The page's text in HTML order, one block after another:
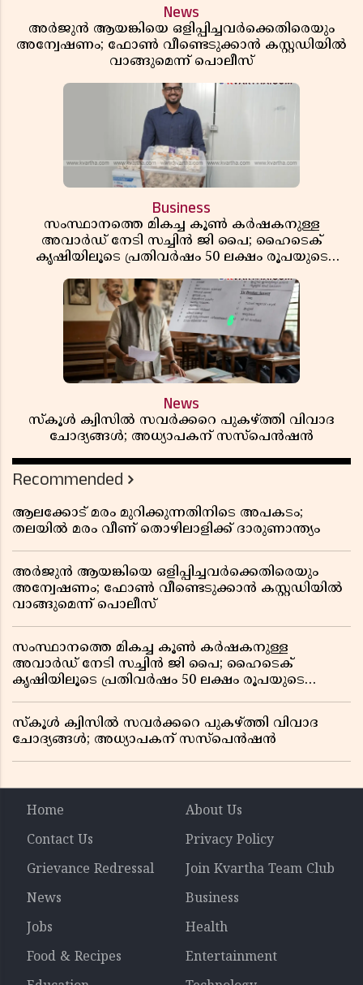
News
അർജുൻ ആയങ്കിയെ ഒളിപ്പിച്ചവർക്കെതിരെയും
അന്വേഷണം; ഫോൺ വീണ്ടെടുക്കാൻ കസ്റ്റഡിയിൽ
വാങ്ങുമെന്ന് പൊലീസ്
Business
സംസ്ഥാനത്തെ മികച്ച കൂൺ കർഷകനുള്ള
അവാർഡ് നേടി സച്ചിൻ ജി പൈ; ഹൈടെക്
കൃഷിയിലൂടെ പ്രതിവർഷം 50 ലക്ഷം രൂപയുടെ
News
സ്കൂൾ ക്വിസിൽ സവർക്കറെ പുകഴ്ത്തി വിവാദ
ചോദ്യങ്ങൾ; അധ്യാപകന് സസ്പെൻഷൻ
Recommended
ആലക്കോട് മരം മുറിക്കുന്നതിനിടെ അപകടം;
തലയിൽ മരം വീണ് തൊഴിലാളിക്ക് ദാരുണാന്ത്യം
അർജുൻ ആയങ്കിയെ ഒളിപ്പിച്ചവർക്കെതിരെയും
അന്വേഷണം; ഫോൺ വീണ്ടെടുക്കാൻ കസ്റ്റഡിയിൽ
വാങ്ങുമെന്ന് പൊലീസ്
സംസ്ഥാനത്തെ മികച്ച കൂൺ കർഷകനുള്ള
അവാർഡ് നേടി സച്ചിൻ ജി പൈ; ഹൈടെക്
കൃഷിയിലൂടെ പ്രതിവർഷം 50 ലക്ഷം രൂപയുടെ
സ്കൂൾ ക്വിസിൽ സവർക്കറെ പുകഴ്ത്തി വിവാദ
ചോദ്യങ്ങൾ; അധ്യാപകന് സസ്പെൻഷൻ
Home
About Us
Contact Us
Privacy Policy
Grievance Redressal
Join Kvartha Team Club
News
Business
Jobs
Health
Food & Recipes
Entertainment